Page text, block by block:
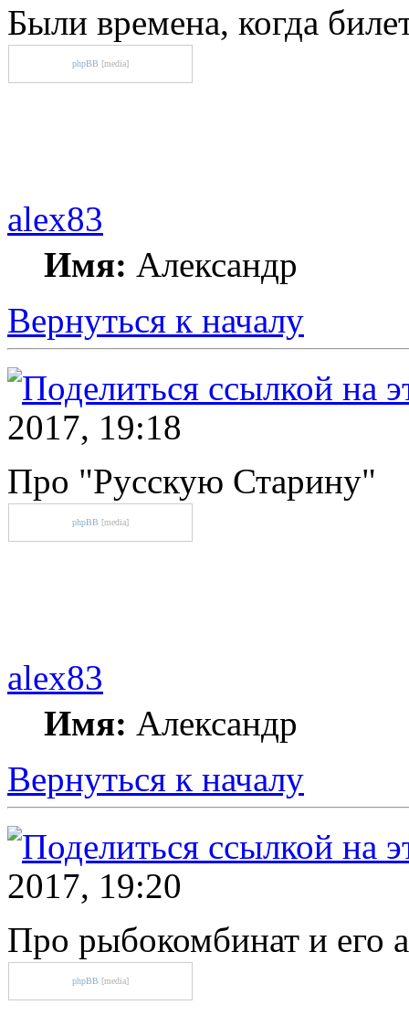
Были времена, когда
phpBB [media]
alex83
Имя: Александр
Вернуться к началу
2017, 19:18
Про "Русскую Старину"
phpBB [media]
alex83
Имя: Александр
Вернуться к началу
2017, 19:20
Про рыбокомбинат и его
phpBB [media]